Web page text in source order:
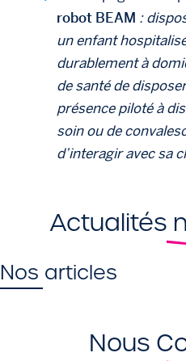
robot BEAM :
un enfant
durablement à
de santé de
présence piloté à
soin ou de
d’interagir avec sa
Actualités
Nos articles
Nous